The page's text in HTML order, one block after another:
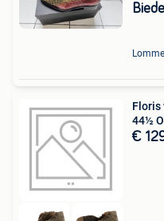
Floris
44½
€